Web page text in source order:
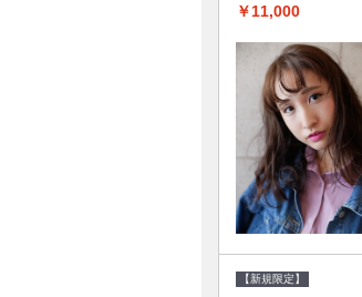
￥11,000
【新規限定】